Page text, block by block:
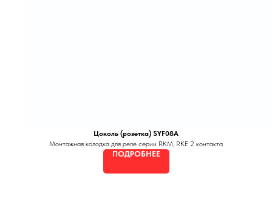
Цоколь (розетка) SYF08A
Монтажная колодка для реле серии RKM, RKE 2 контакта
ПОДРОБНЕЕ